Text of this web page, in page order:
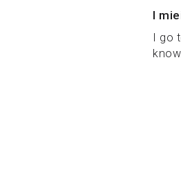
I
I go